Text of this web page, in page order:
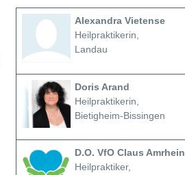
Alexandra Vietense
Heilpraktikerin,
Landau
Doris Arand
Heilpraktikerin,
Bietigheim-Bissingen
D.O. VfO Claus Amrhein
Heilpraktiker,